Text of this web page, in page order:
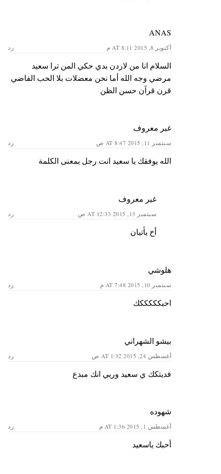
ANAS
أكتوبر 8, 2015 AT 8:11 م رد
السلام انا من لاردن بدي حكي المن ترا سعيد
مرضي وجه الله أما نحن معضلات بلا الحب الفاضي
قرن قرآن حسن الظن
غير معروف
سبتمبر 11, 2015 AT 8:47 ص رد
الله يوفقك يا سعيد انت رجل بمعنى الكلمة
غير معروف
سبتمبر 13, 2015 AT 12:33 ص رد
أخ يأتيان
هلوشي
سبتمبر 10, 2015 AT 7:48 م رد
احبكككككك
بيشو الشهراني
أغسطس 24, 2015 AT 1:32 ص رد
فديتكك ي سعيد وربي انك مبدع
شهوده
أغسطس 1, 2015 AT 1:36 م رد
أحبك ياسعيد